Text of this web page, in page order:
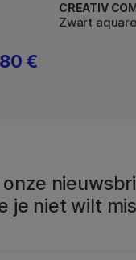
€
CREATIV
Zwart
je niet wilt